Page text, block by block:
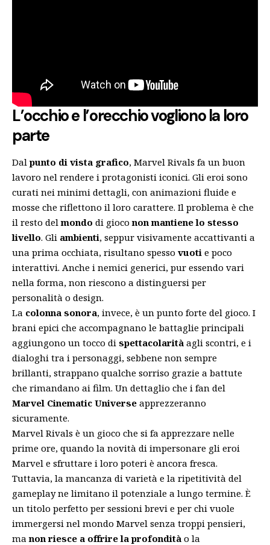
L’occhio e l’orecchio vogliono la loro
parte
Dalpunto di vista grafico, Marvel Rivals fa un buon
lavoro nel rendere i protagonisti iconici. Gli eroi sono
curati nei minimi dettagli, con animazioni fluide e
mosse che riflettono il loro carattere. Il problema è che
il resto del mondo di gioconon mantiene lo stesso
livello. Gli ambienti, seppur visivamente accattivanti a
una prima occhiata, risultano spesso vuoti e poco
interattivi. Anche i nemici generici, pur essendo vari
nella forma, non riescono a distinguersi per
personalità o design.
La colonna sonora, invece, è un punto forte del gioco. I
brani epici che accompagnano le battaglie principali
aggiungono un tocco di spettacolarità agli scontri, e i
dialoghi tra i personaggi, sebbene non sempre
brillanti, strappano qualche sorriso grazie a battute
che rimandano ai film. Un dettaglio che i fan del
Marvel Cinematic Universe apprezzeranno
sicuramente.
Marvel Rivals è un gioco che si fa apprezzare nelle
prime ore, quando la novità di impersonare gli eroi
Marvel e sfruttare i loro poteri è ancora fresca.
Tuttavia, la mancanza di varietà e la ripetitività del
gameplay ne limitano il potenziale a lungo termine. È
un titolo perfetto per sessioni brevi e per chi vuole
immergersi nel mondo Marvel senza troppi pensieri,
manon riesce a offrire la profondità o la